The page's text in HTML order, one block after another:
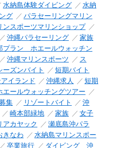
水納島体験ダイビング
水納
グ
パラセーリングマリン
ンスポーツマリンショップ
沖縄パラセーリング
家族
プラン ホエールウォッチン
沖縄マリンスポーツ
ス
ーズンバイト
短期バイト
イランド
沖縄求人
短期
エールウォッチングツアー
集
リゾートバイト
沖
崎本部緑地 家族
女子
アカヤック
瀬底島沖パラ
きなわ
水納島マリンスポー
卒業旅行 ダイビング 沖